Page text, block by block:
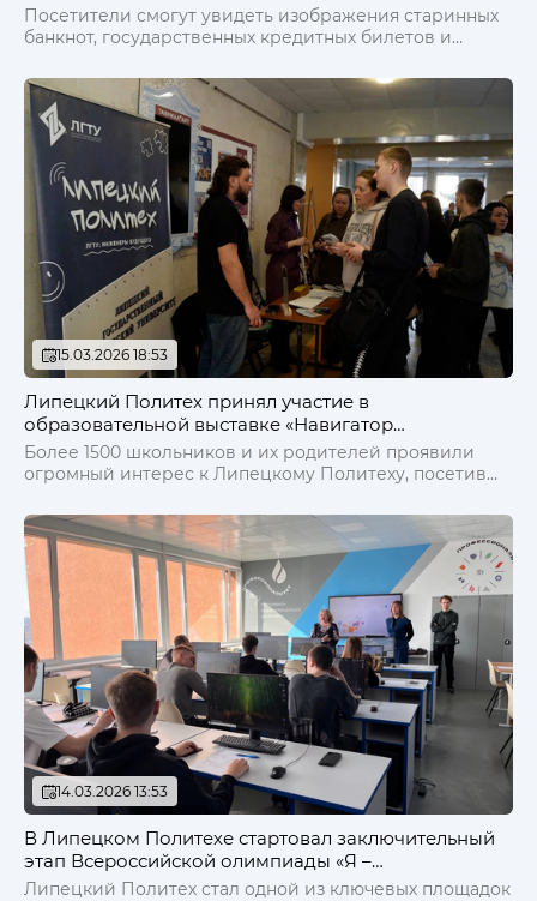
Посетители смогут увидеть изображения старинных
банкнот, государственных кредитных билетов и
интересных фактов об их истории.
15.03.2026 18:53
Липецкий Политех принял участие в
образовательной выставке «Навигатор
поступления
Более 1500 школьников и их родителей проявили
огромный интерес к Липецкому Политеху, посетив
поступления»!
14.03.2026 13:53
В Липецком Политехе стартовал заключительный
этап Всероссийской олимпиады «Я –
профессионал» по теплоэнергетике
Липецкий Политех стал одной из ключевых площадок